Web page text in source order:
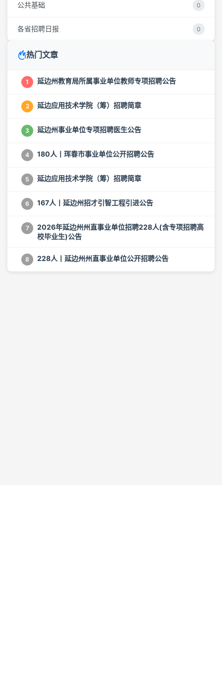
公共基础 0
各省招聘日报 0
热门文章
1 延边州教育局所属事业单位教师专项招聘公告
2 延边应用技术学院（筹）招聘简章
3 延边州事业单位专项招聘医生公告
4 180人丨珲春市事业单位公开招聘公告
5 延边应用技术学院（筹）招聘简章
6 167人丨延边州招才引智工程引进公告
7
2026年延边州州直事业单位招聘228人(含专项招聘高
校毕业生)公告
8 228人丨延边州州直事业单位公开招聘公告